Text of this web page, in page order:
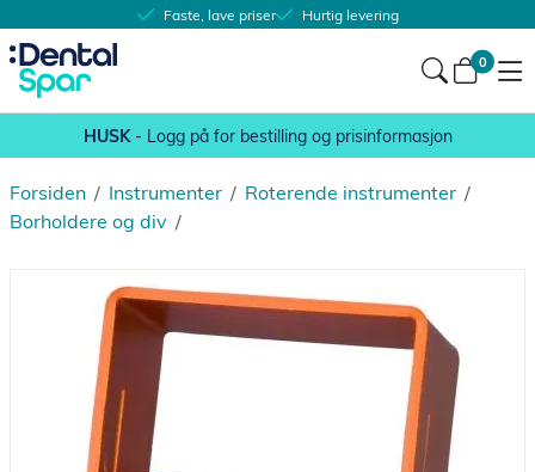
Faste, lave priser Hurtig levering
0
HUSK- Logg på for bestilling og prisinformasjon
/
Forsiden /
Instrumenter /
Roterende instrumenter
/
Borholdere og div